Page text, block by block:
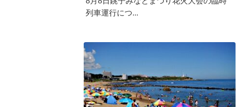
列車運行につ...